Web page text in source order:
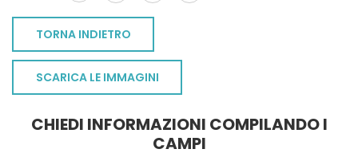
TORNA INDIETRO
SCARICA LE IMMAGINI
CHIEDI INFORMAZIONI COMPILANDO I
CAMPI